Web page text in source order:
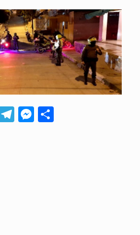
Telegram
Messenger
Compartir